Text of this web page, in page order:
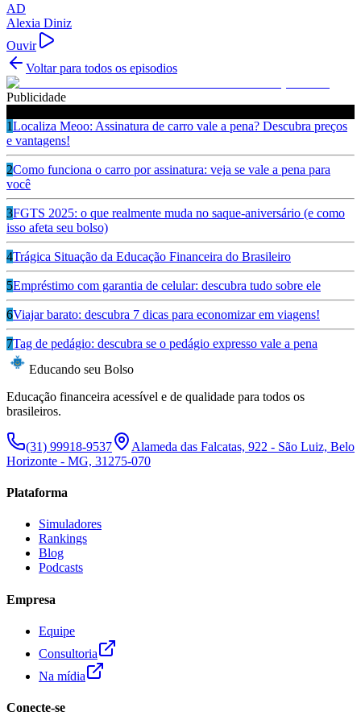
AD
Alexia Diniz
Ouvir
Voltar para todos os episodios
Publicidade
1Localiza Meoo: Assinatura de carro vale a pena? Descubra preços
e vantagens!
2Como funciona o carro por assinatura: veja se vale a pena para
você
3FGTS 2025: o que realmente muda no saque-aniversário (e como
isso afeta seu bolso)
4Trágica Situação da Educação Financeira do Brasileiro
5Empréstimo com garantia de celular: descubra tudo sobre ele
6Viajar barato: descubra 7 dicas para economizar em viagens!
7Tag de pedágio: descubra se o pedágio expresso vale a pena
Educando seu Bolso
Educação financeira acessível e de qualidade para todos os
brasileiros.
(31) 99918-9537
Alameda das Falcatas, 922 - São Luiz, Belo
Horizonte - MG, 31275-070
Plataforma
Simuladores
Rankings
Blog
Podcasts
Empresa
Equipe
Consultoria
Na mídia
Conecte-se